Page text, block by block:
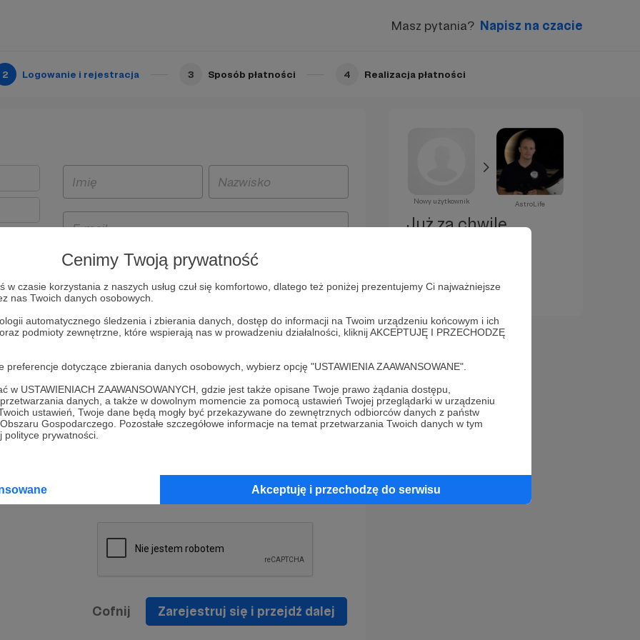
Cenimy Twoją prywatność
w czasie korzystania z naszych usług czuł się komfortowo, dlatego też poniżej prezentujemy Ci najważniejsze
nas Twoich danych osobowych.
automatycznego śledzenia i zbierania danych, dostęp do informacji na Twoim urządzeniu końcowym i ich
podmioty zewnętrzne, które wspierają nas w prowadzeniu działalności, kliknij AKCEPTUJĘ I PRZECHODZĘ
dotyczące zbierania danych osobowych, wybierz opcję "USTAWIENIA ZAAWANSOWANE".
w USTAWIENIACH ZAAWANSOWANYCH, gdzie jest także opisane Twoje prawo żądania dostępu,
danych, a także w dowolnym momencie za pomocą ustawień Twojej przeglądarki w urządzeniu
ustawień, Twoje dane będą mogły być przekazywane do zewnętrznych odbiorców danych z państw
Gospodarczego. Pozostałe szczegółowe informacje na temat przetwarzania Twoich danych w tym
prywatności.
Akceptuję i przechodzę do serwisu
Masz pytania? Napisz na czacie
2 Logowanie i rejestracja 3 Sposób płatności 4 Realizacja płatności
i
będą
z
prawo
na
Politykę Prywatności
* Wyrażam zgodę na przetwarzanie moich danych
osobowych podanych w formularzu rejestracyjnym w celu
prawidłowego świadczenia usług serwisu Patronite.
informacji handlowych - newslettera. Opcja ta może zostać
Cofnij Zarejestruj się i przejdź dalej
Nowy użytkownik AstroLife
Już za chwilę